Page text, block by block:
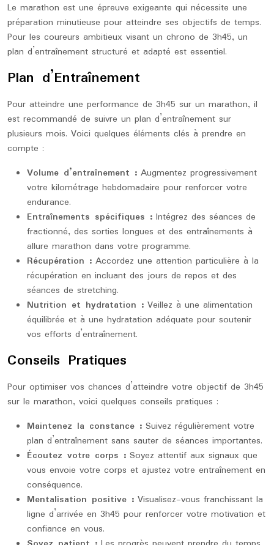
Le marathon est une épreuve exigeante qui nécessite une
préparation minutieuse pour atteindre ses objectifs de temps.
Pour les coureurs ambitieux visant un chrono de 3h45, un
plan d’entraînement structuré et adapté est essentiel.
Plan d’Entraînement
Pour atteindre une performance de 3h45 sur un marathon, il
est recommandé de suivre un plan d’entraînement sur
plusieurs mois. Voici quelques éléments clés à prendre en
compte :
Volume d’entraînement : Augmentez progressivement
votre kilométrage hebdomadaire pour renforcer votre
endurance.
Entraînements spécifiques : Intégrez des séances de
fractionné, des sorties longues et des entraînements à
allure marathon dans votre programme.
Récupération : Accordez une attention particulière à la
récupération en incluant des jours de repos et des
séances de stretching.
Nutrition et hydratation : Veillez à une alimentation
équilibrée et à une hydratation adéquate pour soutenir
vos efforts d’entraînement.
Conseils Pratiques
Pour optimiser vos chances d’atteindre votre objectif de 3h45
sur le marathon, voici quelques conseils pratiques :
Maintenez la constance : Suivez régulièrement votre
plan d’entraînement sans sauter de séances importantes.
Écoutez votre corps : Soyez attentif aux signaux que
vous envoie votre corps et ajustez votre entraînement en
conséquence.
Mentalisation positive : Visualisez-vous franchissant la
ligne d’arrivée en 3h45 pour renforcer votre motivation et
confiance en vous.